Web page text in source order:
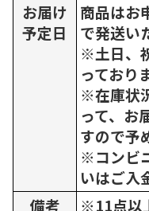
お届け
予定日
商品はお
で発送い
※土日、
っており
※在庫状
って、お
すので予
※コンビ
いはご入
備考
※11点以